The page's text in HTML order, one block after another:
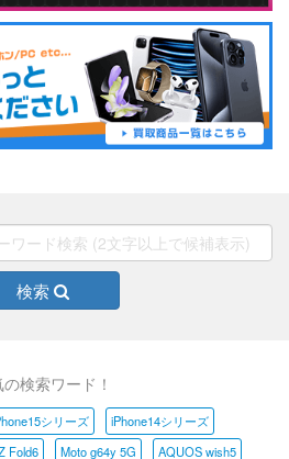
検索
の検索ワード！
シリーズ
iPhone14シリーズ
Fold6 Moto g64y 5G
AQUOS wish5